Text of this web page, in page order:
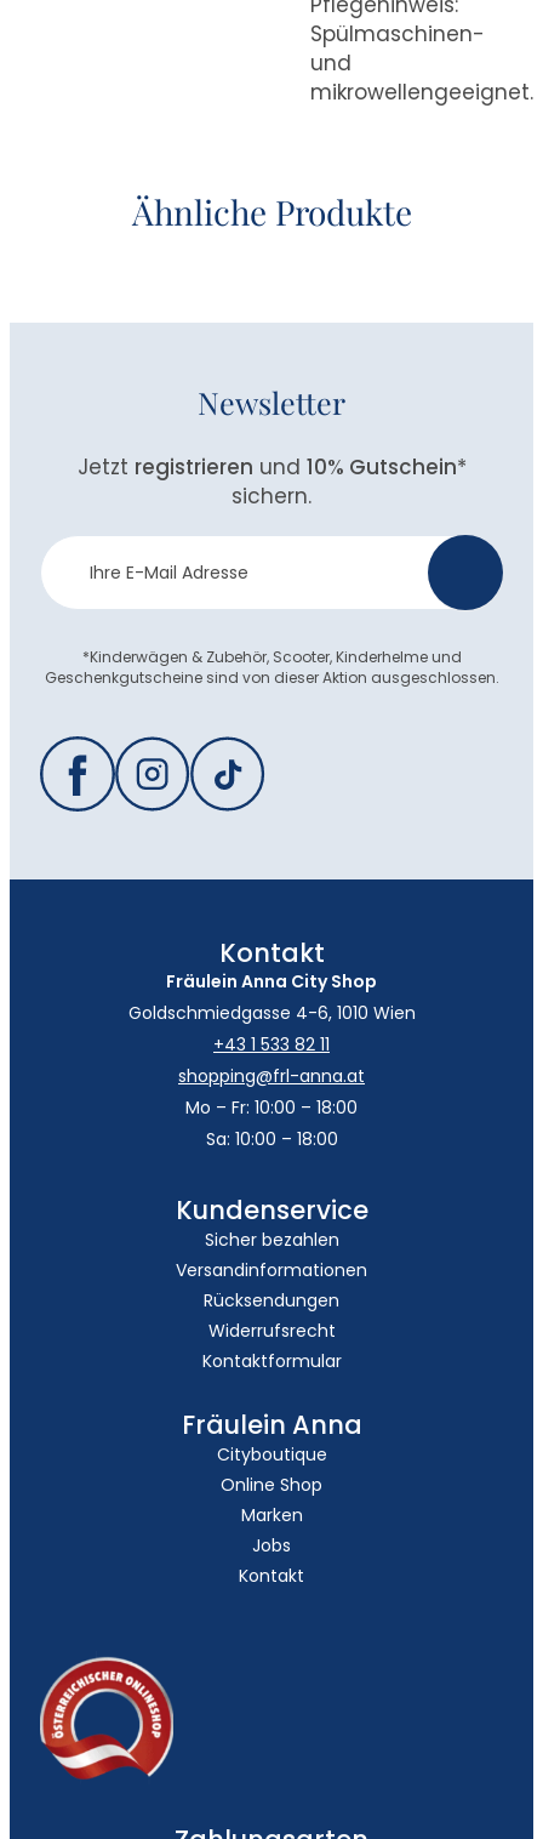
Spülmaschinen-
und
mikrowellengeeignet.
Ähnliche Produkte
Newsletter
Jetzt registrieren und 10% Gutschein*
sichern.
Newsletter
Anmeldung
*Kinderwägen & Zubehör, Scooter, Kinderhelme und
Geschenkgutscheine sind von dieser Aktion ausgeschlossen.
Kontakt
Fräulein Anna City Shop
Goldschmiedgasse 4-6, 1010 Wien
+43 1 533 82 11
shopping@frl-anna.at
Mo – Fr: 10:00 – 18:00
Sa: 10:00 – 18:00
Kundenservice
Sicher bezahlen
Versandinformationen
Rücksendungen
Widerrufsrecht
Kontaktformular
Fräulein Anna
Cityboutique
Online Shop
Marken
Jobs
Kontakt